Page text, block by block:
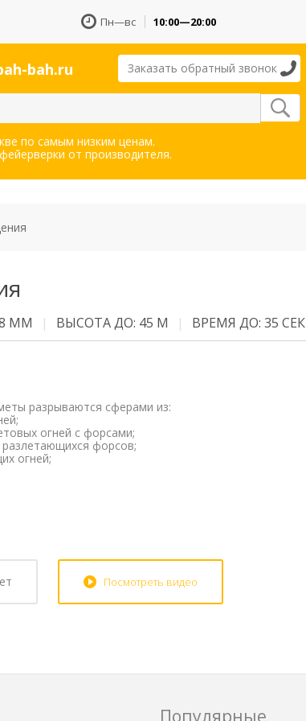
Пн—вс 10:00—20:00
bah.ru Заказать обратный звонок
по самым низким ценам.
от производителя.
ММ ВЫСОТА ДО: 45 М ВРЕМЯ ДО: 35 СЕК
разрываются сферами из:
огней с форсами;
разлетающихся форсов;
огней;
Посмотреть видео
Популярные